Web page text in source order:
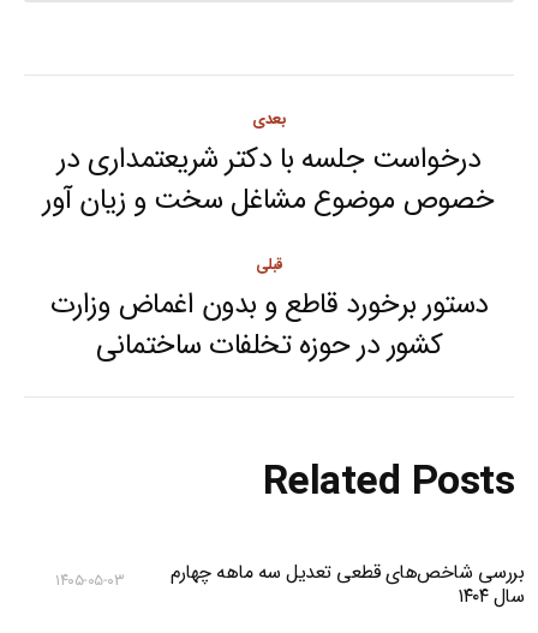
navigation
قبلی
Previous
post:
دستور برخورد قاطع و بدون اغماض وزارت
کشور در حوزه تخلفات ساختمانی
بعدی
Next
post:
درخواست جلسه با دکتر شریعتمداری در
خصوص موضوع مشاغل سخت و زیان آور
Related Posts
بررسی شاخص‌های قطعی تعدیل سه ماهه چهارم
سال ۱۴۰۴
۱۴۰۵-۰۵-۰۳